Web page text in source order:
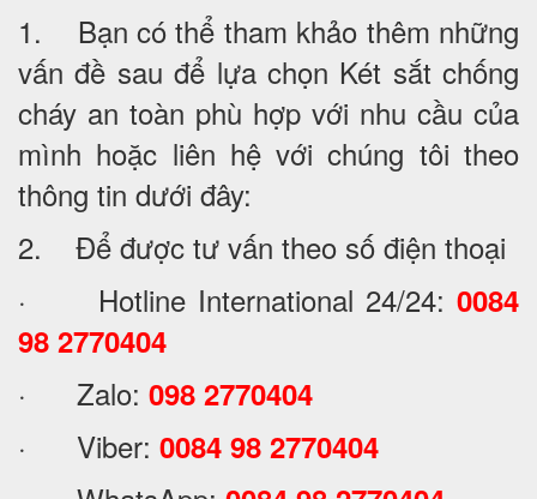
1. Bạn có thể tham khảo thêm những
vấn đề sau để lựa chọn Két sắt chống
cháy an toàn phù hợp với nhu cầu của
mình hoặc liên hệ với chúng tôi theo
thông tin dưới đây:
2. Để được tư vấn theo số điện thoại
· Hotline International 24/24: 0084
98 2770404
· Zalo: 098 2770404
· Viber: 0084 98 2770404